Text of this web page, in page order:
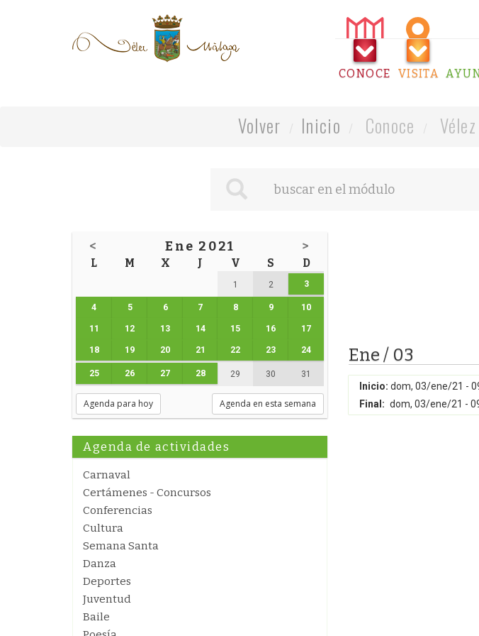
CONOCE VISITA
Volver Inicio Conoce
< Ene 2021 >
L M X J V S D
1 2 3
4 5 6 7 8 9 10
11 12 13 14 15 16 17
18 19 20 21 22 23 24
25 26 27 28 29 30 31
Agenda para hoy Agenda en esta semana
Agenda de actividades
Carnaval
Certámenes - Concursos
Conferencias
Cultura
Semana Santa
Danza
Deportes
Juventud
Baile
Ene / 03
Inicio: dom, 03/ene/21 -
Final: dom, 03/ene/21 -